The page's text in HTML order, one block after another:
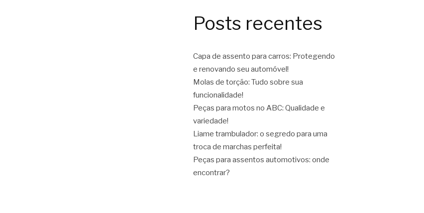
Posts recentes
Capa de assento para carros: Protegendo
e renovando seu automóvel!
Molas de torção: Tudo sobre sua
funcionalidade!
Peças para motos no ABC: Qualidade e
variedade!
Liame trambulador: o segredo para uma
troca de marchas perfeita!
Peças para assentos automotivos: onde
encontrar?